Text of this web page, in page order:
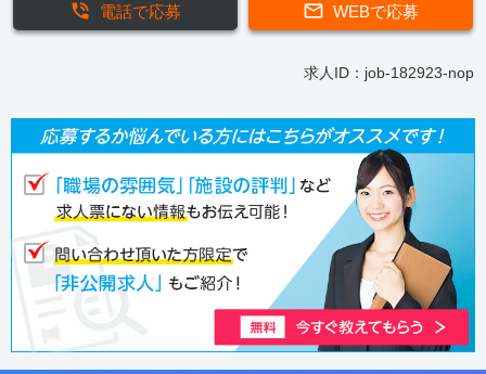
WEBで応募
電話で応募
求人ID：job-182923-nop